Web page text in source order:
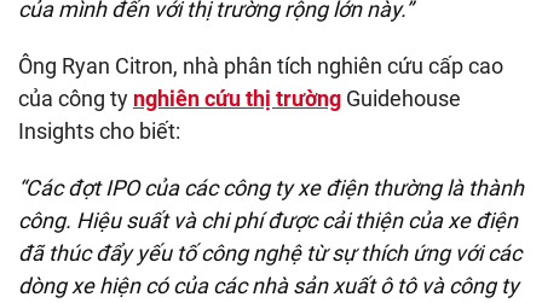
của mình đến với thị trường rộng lớn này.”
Ông Ryan Citron, nhà phân tích nghiên cứu cấp cao
của công ty nghiên cứu thị trường Guidehouse
Insights cho biết:
“Các đợt IPO của các công ty xe điện thường là thành
công. Hiệu suất và chi phí được cải thiện của xe điện
đã thúc đẩy yếu tố công nghệ từ sự thích ứng với các
dòng xe hiện có của các nhà sản xuất ô tô và công ty